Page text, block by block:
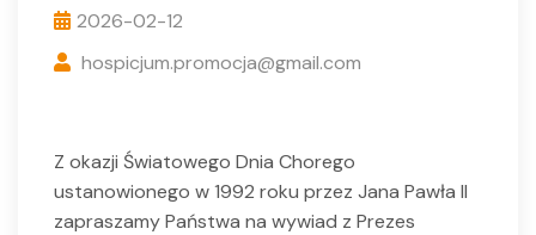
2026-02-12
hospicjum.promocja@gmail.com
Z okazji Światowego Dnia Chorego
ustanowionego w 1992 roku przez Jana Pawła II
zapraszamy Państwa na wywiad z Prezes